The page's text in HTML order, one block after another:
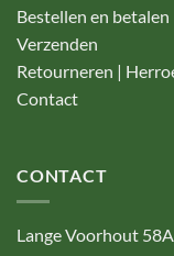
Bestellen en betalen
Verzenden
Retourneren |
Contact
CONTACT
Lange Voorhout